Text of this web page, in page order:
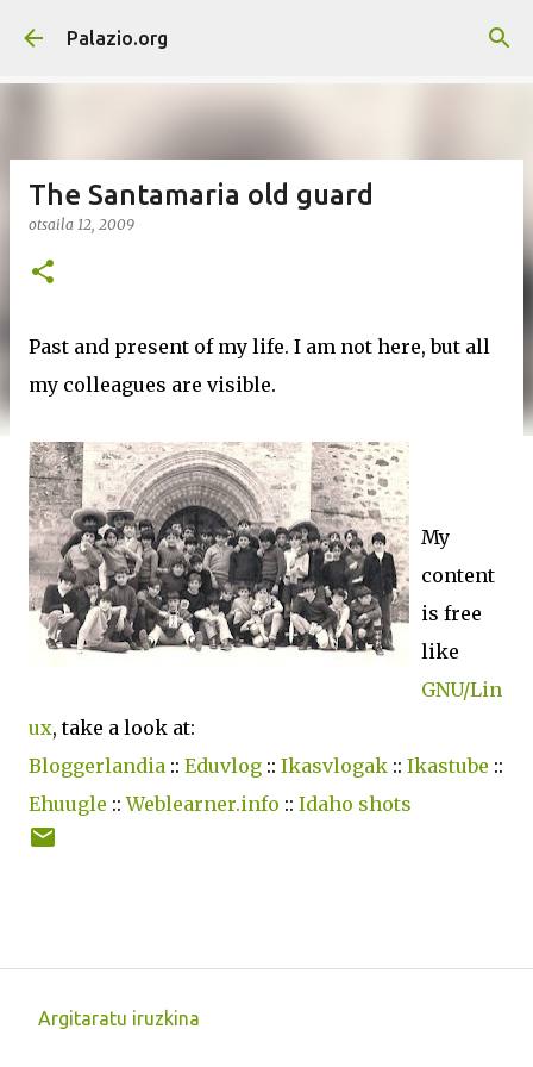
Saltatu eta joan eduki nagusira
Palazio.org
The Santamaria old guard
otsaila 12, 2009
Past and present of my life. I am not here, but all
my colleagues are visible.
My
content
is free
like
GNU/Lin
ux, take a look at:
Bloggerlandia :: Eduvlog :: Ikasvlogak :: Ikastube ::
Ehuugle ::Weblearner.info :: Idaho shots
Argitaratu iruzkina